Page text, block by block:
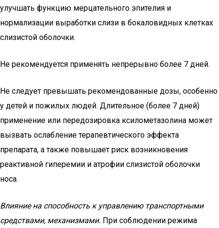
улучшать функцию мерцательного эпителия и
нормализации выработки слизи в бокаловидных клетках
слизистой оболочки.
Не рекомендуется применять непрерывно более 7 дней.
Не следует превышать рекомендованные дозы, особенно
у детей и пожилых людей. Длительное (более 7 дней)
применение или передозировка ксилометазолина может
вызвать ослабление терапевтического эффекта
препарата, а также повышает риск возникновения
реактивной гиперемии и атрофии слизистой оболочки
носа.
Влияние на способность к управлению транспортными
средствами, механизмами. При соблюдении режима